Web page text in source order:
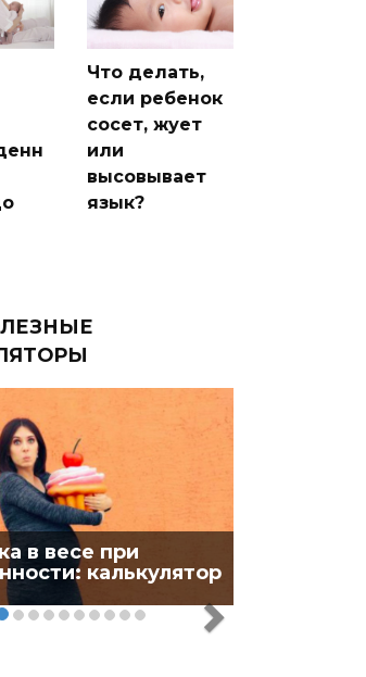
Что делать,
если ребенок
сосет, жует
или
высовывает
язык?
в весе при
калькулятор